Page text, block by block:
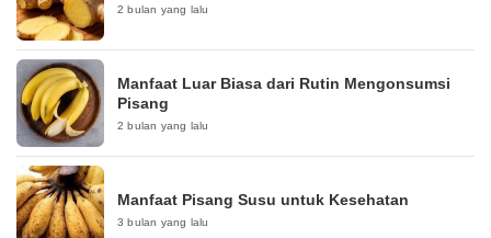
2 bulan yang lalu
Manfaat Luar Biasa dari Rutin Mengonsumsi
Pisang
2 bulan yang lalu
Manfaat Pisang Susu untuk Kesehatan
3 bulan yang lalu